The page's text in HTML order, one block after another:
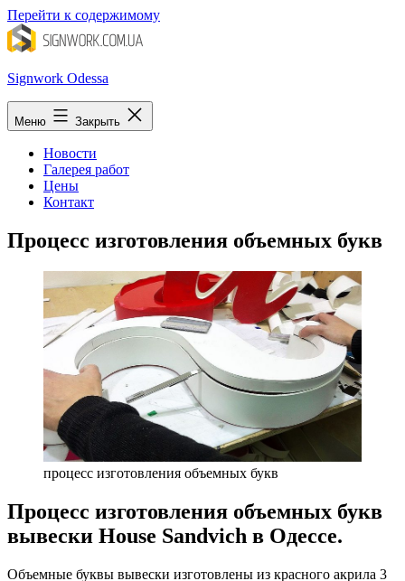
Перейти к содержимому
Signwork Odessa
Меню Закрыть
Новости
Галерея работ
Цены
Контакт
Процесс изготовления объемных букв
процесс изготовления объемных букв
Процесс изготовления объемных букв
вывески House Sandvich в Одессе.
Объемные буквы вывески изготовлены из красного акрила 3